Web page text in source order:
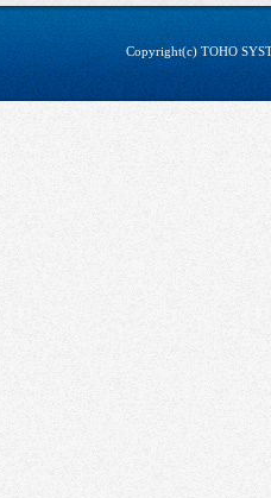
Copyright(c) TOHO